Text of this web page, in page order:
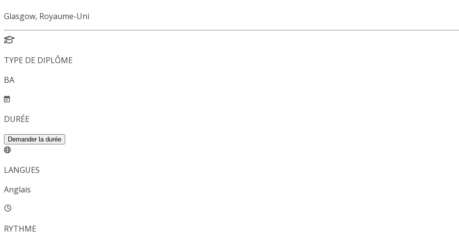
Glasgow, Royaume-Uni
TYPE DE DIPLÔME
BA
DURÉE
Demander la durée
LANGUES
Anglais
RYTHME